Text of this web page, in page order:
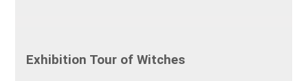
Exhibition Tour of Witches